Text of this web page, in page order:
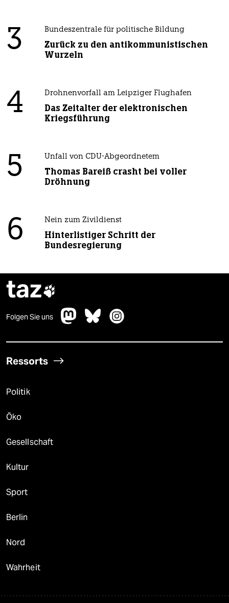
3 Bundeszentrale für politische Bildung
Zurück zu den antikommunistischen
Wurzeln
4 Drohnenvorfall am Leipziger Flughafen
Das Zeitalter der elektronischen
Kriegsführung
5 Unfall von CDU-Abgeordnetem
Thomas Bareiß crasht bei voller
Dröhnung
6 Nein zum Zivildienst
Hinterlistiger Schritt der
Bundesregierung
taz
Folgen Sie uns
Ressorts
Politik
Öko
Gesellschaft
Kultur
Sport
Berlin
Nord
Wahrheit